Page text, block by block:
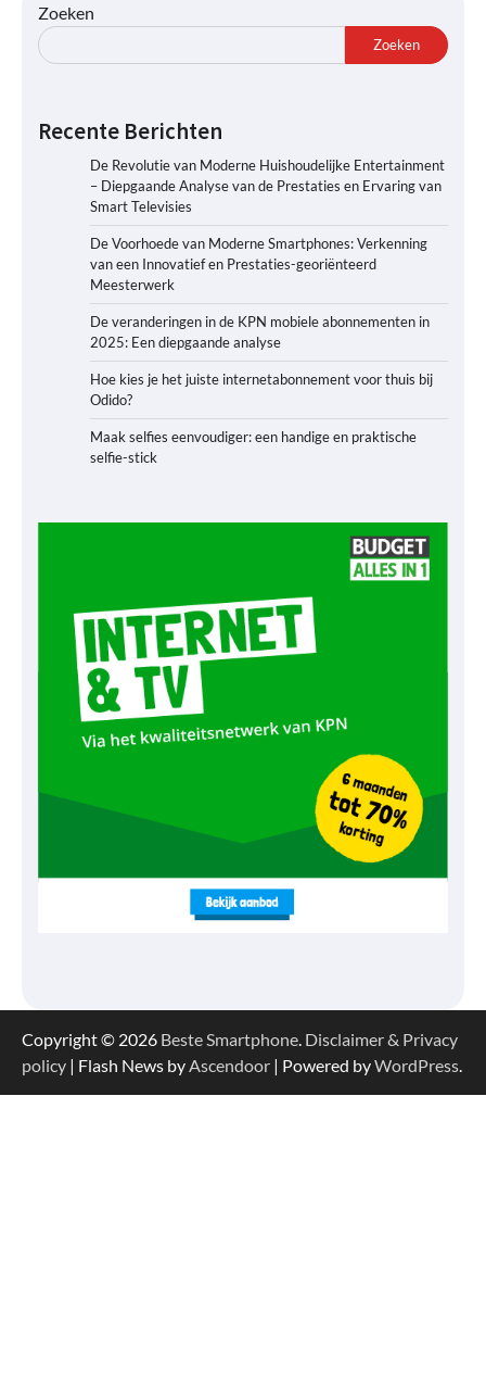
Zoeken
Zoeken
Recente Berichten
De Revolutie van Moderne Huishoudelijke Entertainment
– Diepgaande Analyse van de Prestaties en Ervaring van
Smart Televisies
De Voorhoede van Moderne Smartphones: Verkenning
van een Innovatief en Prestaties-georiënteerd
Meesterwerk
De veranderingen in de KPN mobiele abonnementen in
2025: Een diepgaande analyse
Hoe kies je het juiste internetabonnement voor thuis bij
Odido?
Maak selfies eenvoudiger: een handige en praktische
selfie-stick
Copyright © 2026 Beste Smartphone. Disclaimer & Privacy
policy | Flash News byAscendoor | Powered byWordPress.